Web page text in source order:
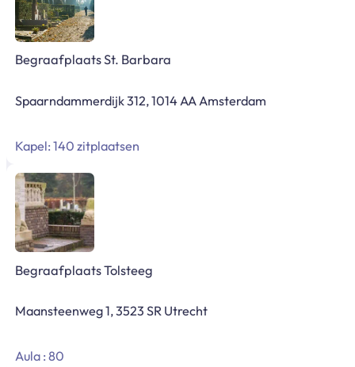
Begraafplaats St. Barbara
Spaarndammerdijk 312, 1014 AA Amsterdam
Kapel: 140 zitplaatsen
Begraafplaats Tolsteeg
Maansteenweg 1, 3523 SR Utrecht
Aula : 80